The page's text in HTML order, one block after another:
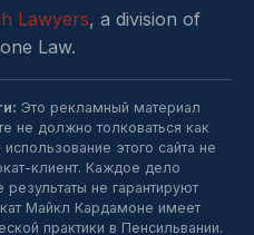
Lawyers, a division of
Law.
Это рекламный материал
не должно толковаться как
этого сайта не
клиент. Каждое дело
не гарантируют
Майкл Кардамоне имеет
практики в Пенсильвании.